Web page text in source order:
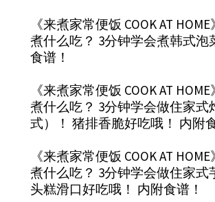
《来煮家常便饭 COOK AT
煮什么吃？ 3分钟学会煮韩式泡
食谱！
《来煮家常便饭 COOK AT
煮什么吃？ 3分钟学会做住家式
式）！ 猪排香脆好吃哦！ 内附
《来煮家常便饭 COOK AT
煮什么吃？ 3分钟学会做住家式
头糕滑口好吃哦！ 内附食谱！